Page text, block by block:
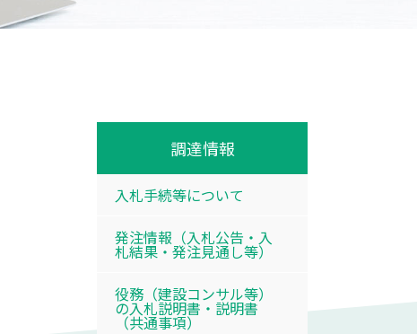
調達情報
入札手続等について
発注情報（入札公告・入
札結果・発注見通し等）
役務（建設コンサル等）
の入札説明書・説明書
（共通事項）